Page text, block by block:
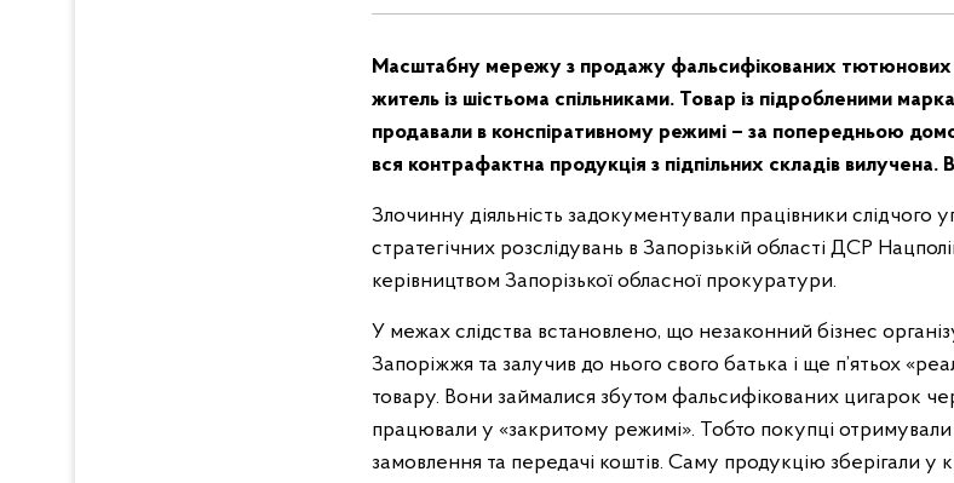
Масштабну мережу з продажу фальсифікованих тютюнових
житель із шістьома спільниками. Товар із підробленими
продавали в конспіративному режимі – за попередньою
вся контрафактна продукція з підпільних складів вилучена.
Злочинну діяльність задокументували працівники слідчого
стратегічних розслідувань в Запорізькій області ДСР
керівництвом Запорізької обласної прокуратури.
У межах слідства встановлено, що незаконний бізнес
Запоріжжя та залучив до нього свого батька і ще п’ятьох
товару. Вони займалися збутом фальсифікованих цигарок
працювали у «закритому режимі». Тобто покупці
замовлення та передачі коштів. Саму продукцію зберігали у